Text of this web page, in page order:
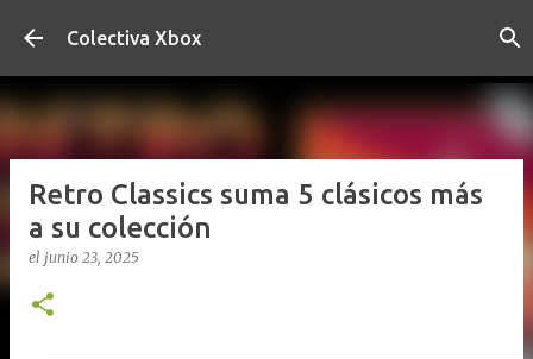
Ir al contenido principal
Colectiva Xbox
Retro Classics suma 5 clásicos más
a su colección
el junio 23, 2025